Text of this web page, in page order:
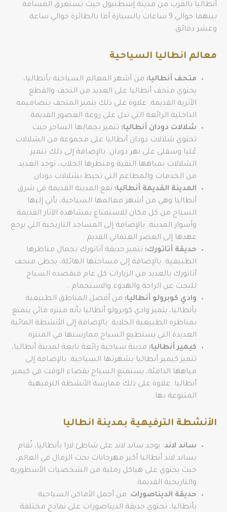
أنطاليا بالقرب من مدينة إسطنبول حيث تستغرق المسافة
بينهما حوالي 9 ساعات بالسيارة أما بالطائرة حوالي ساعة
وعشر دقائق.
معالم انطاليا السياحية
متحف أنطاليا: من أشهر المعالم السياحية بأنطاليا،
يحتوي متحف أنطاليا على العديد من التحف والقطع
الأثرية القديمة. علاوة على ذلك يتميز المتحف بتصاميمه
الداخلية الرائعة التي تدل على روعة العصور القديمة.
شلالات دودان أنطاليا: تتميز بجمالها الساحر حيث
تحتوي شلالات دودان أنطاليا على مجموعة من الشلالات
عُليا وسفلى على نهر دودان. بالإضافة إلى ذلك تتميز
الشلالات بمياهها النقية ومنظرها الخلاب، توجد العديد
من الخدمات والمطاعم التي تحيط بشلالات دودان.
المدينة القديمة أنطاليا: تقع المدينة القديمة في شرق
أنطاليا وهي من أشهر معالمها السياحية، يأتي إليها
السياح من كل مكان للاستمتاع بمشاهدة الآثار القديمة
وأسوار المدينة. بالإضافة إلى المساجد التاريخية التي يرجع
عهدها إلى العصر العثماني القديم.
حديقة أتاتورك: تتميز حديقة أتاتورك بجمال مناظرها
الطبيعية. بالإضافة إلى مساحتها الهائلة، يحظى متحف
أتاتورك بالعديد من الزيارات كل عام فيقصده السياح
للبحث عن الراحة والهدوء والاستجمام .
وادي كوبرولو أنطاليا: من أفضل المناطق الطبيعية
بأنطاليا، يتميز وادي كوبرولو أنطاليا بأنه منتزه مائي يتمتع
بمناظره الطبيعية الخلابة. بالإضافة إلى الأنشطة المائية
العديدة التي يستطيع السياح ممارستها في المنتزه.
كيمير أنطاليا: مدينة سياحية رائعة تابعة لمدينة أنطاليا،
تتميز كيمير أنطاليا بشهرتها السياحية. بالإضافة إلى
مياهها الدافئة، يستمتع السياح بقضاء الوقت في كيمير
أنطاليا. علاوة على ذلك ممارسة الأنشطة الترفيهية
المتنوعة بها.
الأنشطة الترفيهية بمدينة انطاليا
ساند لاند: يوجد ساند لاند على شاطئ لارا بأنطاليا، تُقام
بساند لاند أنطاليا أكبر مهرجانات نحت الرمال في العالم،
حيث يحتوي على هياكل رملية من الشخصيات الأسطورية
والتاريخية القديمة.
حديقة الديناصورات: من أجمل الأماكن السياحية
بأنطاليا، تحتوي حديقة الديناصورات على نماذج مختلفة